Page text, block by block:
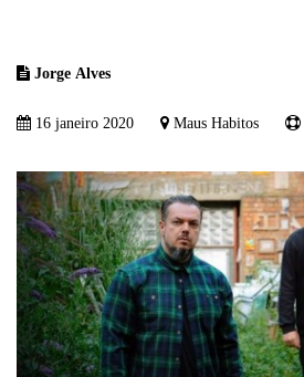
Jorge Alves
16 janeiro 2020 Maus Habitos